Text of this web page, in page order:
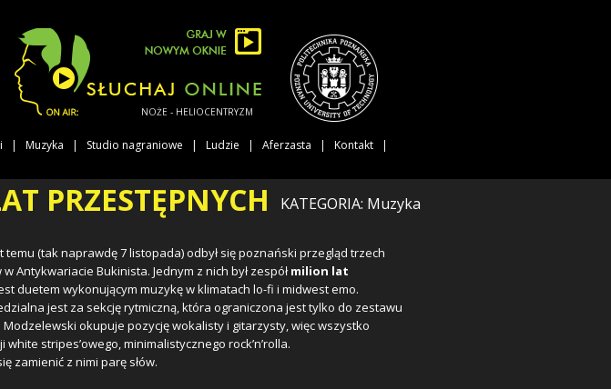
NOŻE - HELIOCENTRYZM
Muzyka Studio nagraniowe Ludzie Aferzasta
Kontakt
PRZESTĘPNYCH KATEGORIA: Muzyka
temu (tak naprawdę 7 listopada) odbył się poznański przegląd trzech
Antykwariacie Bukinista. Jednym z nich był zespółmilion lat
duetem wykonującym muzykę w klimatach lo-fi i midwest emo.
jest za sekcję rytmiczną, która ograniczona jest tylko do zestawu
okupuje pozycję wokalisty i gitarzysty, więc wszystko
stripes’owego, minimalistycznego rock’n’rolla.
zamienić z nimi parę słów.